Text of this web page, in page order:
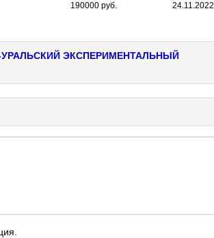
190000 руб. 24.11.2022
ЭКСПЕРИМЕНТАЛЬНЫЙ